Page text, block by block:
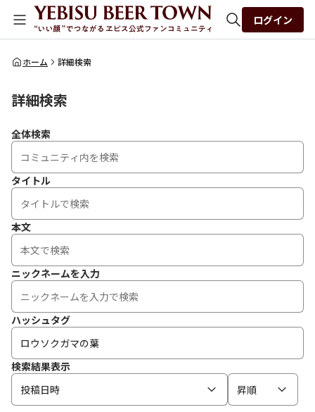
全体検索
ログイン
ホーム 詳細検索
詳細検索
全体検索
タイトル
本文
ニックネームを入力
ハッシュタグ
検索結果表示
投稿日時
昇順